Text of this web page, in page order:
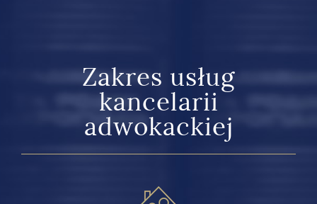
Zakres usług
kancelarii
adwokackiej